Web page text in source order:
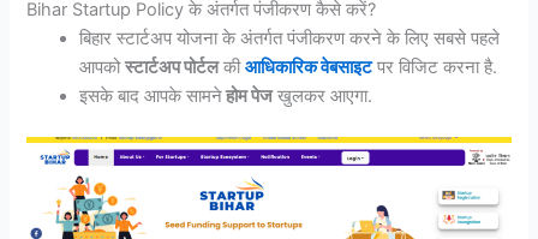
Bihar Startup Policy के अंतर्गत पंजीकरण कैसे करें?
बिहार स्टार्टअप योजना के अंतर्गत पंजीकरण करने के लिए सबसे पहले
आपकोस्टार्टअप पोर्टलकीआधिकारिक वेबसाइटपर विजिट करना है.
इसके बाद आपके सामनेहोम पेजखुलकर आएगा.